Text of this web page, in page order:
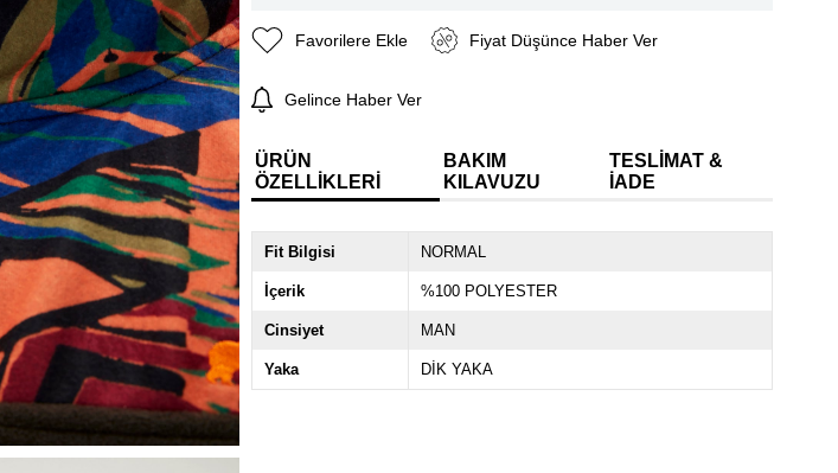
Favorilere Ekle Fiyat Düşünce Haber Ver
Gelince Haber Ver
ÜRÜN
ÖZELLIKLERI
BAKIM
KILAVUZU
TESLIMAT &
İADE
Fit Bilgisi NORMAL
İçerik %100 POLYESTER
Cinsiyet MAN
Yaka DİK YAKA